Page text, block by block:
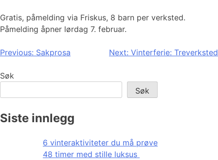
Gratis, påmelding via Friskus, 8 barn per verksted.
Påmelding åpner lørdag 7. februar.
Innleggsnavigasjon
Previous: Sakprosa Next: Vinterferie: Treverksted
Søk
Søk
Siste innlegg
6 vinteraktiviteter du må prøve
48 timer med stille luksus